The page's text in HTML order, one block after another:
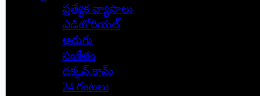
ప్రత్యేక వ్యాసాలు
ఎడిటోరియల్
అరుగు
సంకేతం
దక్కన్.కామ్
24 గంటలు